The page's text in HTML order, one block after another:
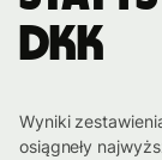
DKK
Wyniki
osiągneły